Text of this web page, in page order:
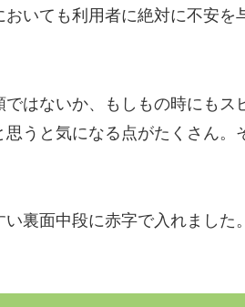
いても利用者に絶対に不安を
はないか、もしもの時にもス
うと気になる点がたくさん。
裏面中段に赤字で入れました